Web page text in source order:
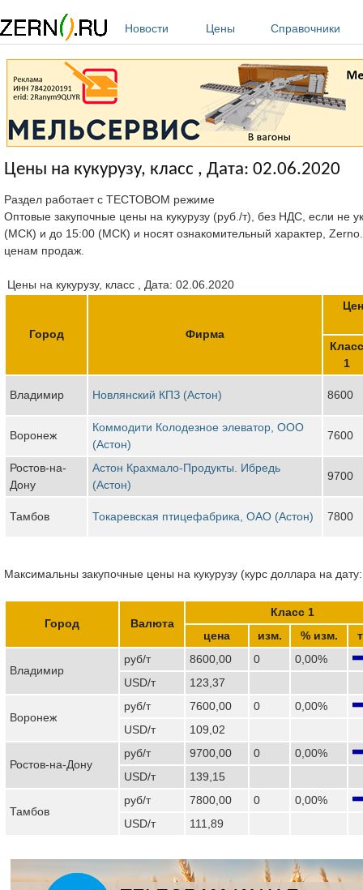
Новости
Цены Справочники
Цены на кукурузу, класс , Дата: 02.06.2020
Раздел работает с ТЕСТОВОМ режиме
Оптовые закупочные цены на кукурузу (руб./т), без НДС, если не
(МСК) и до 15:00 (МСК) и носят ознакомительный характер,
ценам продаж.
Цены на кукурузу, класс , Дата: 02.06.2020
Город Фирма
Класс
1
Владимир Новлянский КПЗ (Астон) 8600
Воронеж
Коммодити Колодезное элеватор, ООО
(Астон)
7600
Ростов-на-
Дону
Астон Крахмало-Продукты. Ибредь
(Астон)
9700
Тамбов Токаревская птицефабрика, ОАО (Астон) 7800
Максимальны закупочные цены на кукурузу (курс доллара на
Город Валюта
Класс 1
цена
изм. % изм.
Владимир
руб/т 8600,00 0
0,00%
USD/т
123,37
Воронеж
руб/т 7600,00 0
0,00%
USD/т
109,02
Ростов-на-Дону
руб/т 9700,00 0
0,00%
USD/т
139,15
Тамбов
руб/т 7800,00 0
0,00%
USD/т
111,89